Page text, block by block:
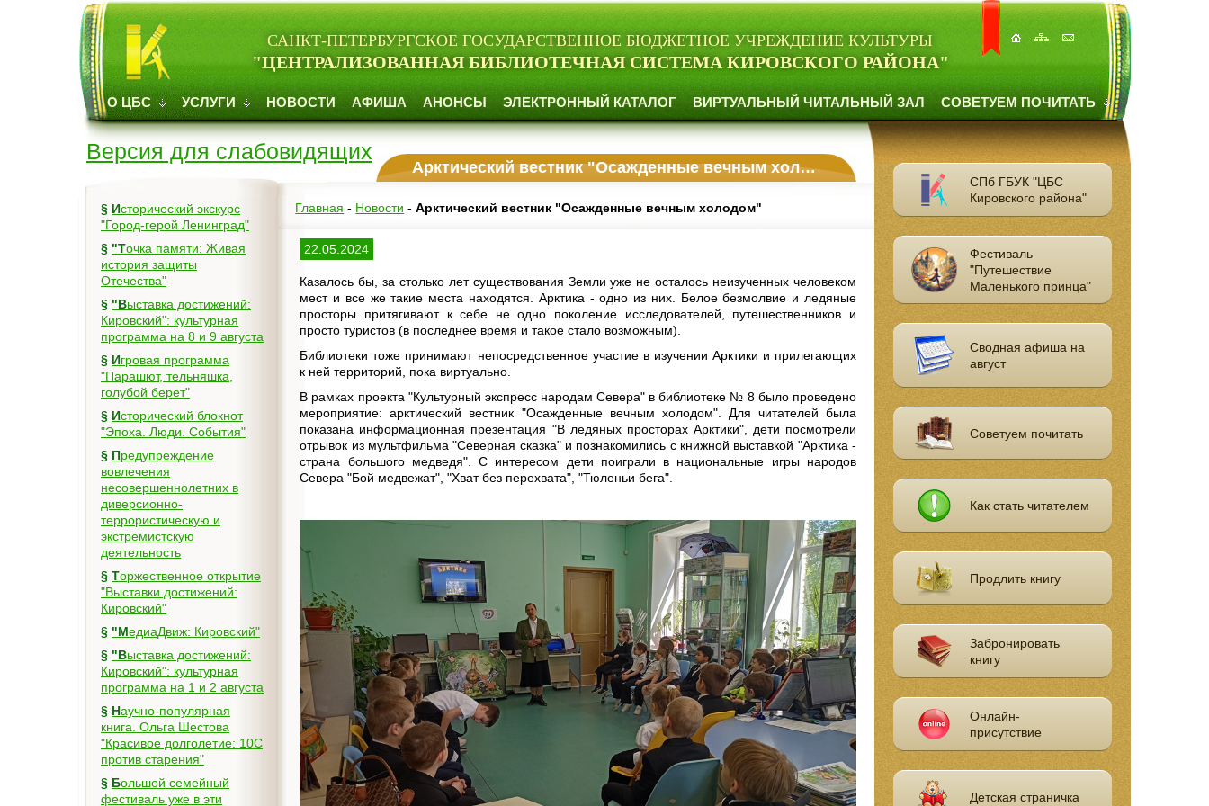
САНКТ-ПЕТЕРБУРГСКОЕ ГОСУДАРСТВЕННОЕ БЮДЖЕТНОЕ УЧРЕЖДЕНИЕ КУЛЬТУРЫ
"ЦЕНТРАЛИЗОВАННАЯ БИБЛИОТЕЧНАЯ СИСТЕМА КИРОВСКОГО РАЙОНА"
О ЦБС УСЛУГИ НОВОСТИ АФИША АНОНСЫ ЭЛЕКТРОННЫЙ КАТАЛОГ ВИРТУАЛЬНЫЙ ЧИТАЛЬНЫЙ ЗАЛ СОВЕТУЕМ ПОЧИТАТЬ
Версия для слабовидящих
§ Исторический экскурс
"Город-герой Ленинград"
§ "Точка памяти: Живая
история защиты
Отечества"
§ "Выставка достижений:
Кировский": культурная
программа на 8 и 9 августа
§ Игровая программа
"Парашют, тельняшка,
голубой берет"
§ Исторический блокнот
"Эпоха. Люди. События"
§ Предупреждение
вовлечения
несовершеннолетних в
диверсионно-
террористическую и
экстремистскую
деятельность
§ Торжественное открытие
"Выставки достижений:
Кировский"
§
"МедиаДвиж: Кировский"
§ "Выставка достижений:
Кировский": культурная
программа на 1 и 2 августа
§ Научно-популярная
книга. Ольга Шестова
"Красивое долголетие: 10C
против старения"
§ Большой семейный
фестиваль уже в эти
Арктический вестник "Осажденные вечным холодом"
Главная - Новости -Арктический вестник "Осажденные вечным холодом"
22.05.2024
Казалось бы, за столько лет существования Земли уже не осталось неизученных человеком
мест и все же такие места находятся. Арктика - одно из них. Белое безмолвие и ледяные
просторы притягивают к себе не одно поколение исследователей, путешественников и
просто туристов (в последнее время и такое стало возможным).
Библиотеки тоже принимают непосредственное участие в изучении Арктики и прилегающих
к ней территорий, пока виртуально.
В рамках проекта "Культурный экспресс народам Севера" в библиотеке № 8 было проведено
мероприятие: арктический вестник "Осажденные вечным холодом". Для читателей была
показана информационная презентация "В ледяных просторах Арктики", дети посмотрели
отрывок из мультфильма "Северная сказка" и познакомились с книжной выставкой "Арктика -
страна большого медведя". С интересом дети поиграли в национальные игры народов
Севера "Бой медвежат", "Хват без перехвата", "Тюленьи бега".
СПб ГБУК "ЦБС
Кировского района"
Фестиваль
"Путешествие
Маленького принца"
Сводная афиша на
август
Советуем почитать
Как стать читателем
Продлить книгу
Забронировать
книгу
Онлайн-
присутствие
Детская страничка